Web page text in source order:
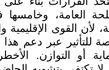
العامة، وخامسها
لأن القوى الإقليمية
للتأثير عبر دعم
أو التوازن.